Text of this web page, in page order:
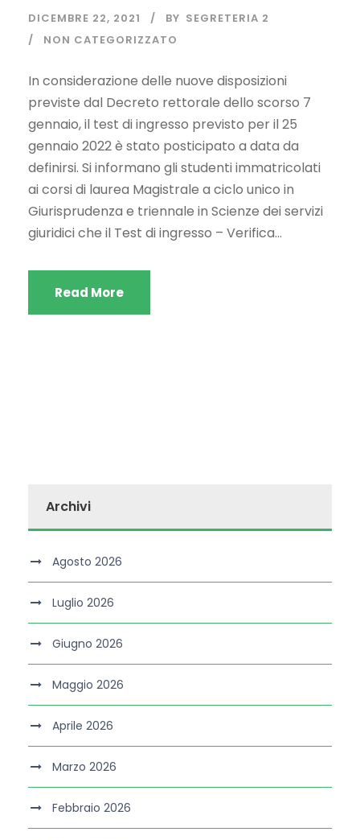
DICEMBRE 22, 2021 BY SEGRETERIA 2
NON CATEGORIZZATO
In considerazione delle nuove disposizioni
previste dal Decreto rettorale dello scorso 7
gennaio, il test di ingresso previsto per il 25
gennaio 2022 è stato posticipato a data da
definirsi. Si informano gli studenti immatricolati
ai corsi di laurea Magistrale a ciclo unico in
Giurisprudenza e triennale in Scienze dei servizi
giuridici che il Test di ingresso – Verifica...
Read More
Archivi
Agosto 2026
Luglio 2026
Giugno 2026
Maggio 2026
Aprile 2026
Marzo 2026
Febbraio 2026